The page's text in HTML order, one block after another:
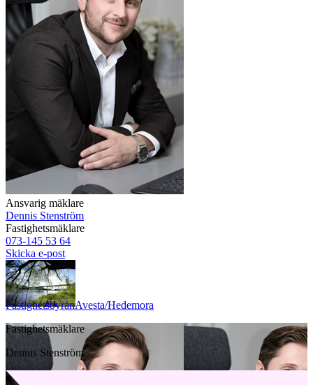
Ansvarig mäklare
Dennis Stenström
Fastighetsmäklare
073-145 53 64
Skicka e-post
FastighetsbyrånAvesta/Hedemora
Fastighetsmäklare
Dennis Stenström